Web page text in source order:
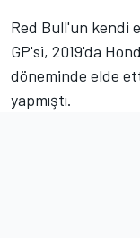
Red Bull'un kendi
GP'si, 2019'da
döneminde elde
yapmıştı.